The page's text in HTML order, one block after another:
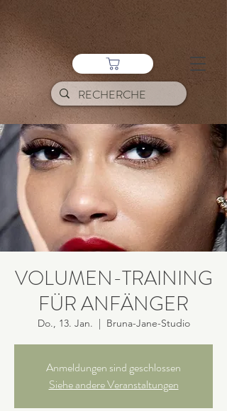
VOLUMEN-TRAINING
FÜR ANFÄNGER
Do., 13. Jan.
  |
Bruna-Jane-Studio
Anmeldungen sind geschlossen
Siehe andere Veranstaltungen